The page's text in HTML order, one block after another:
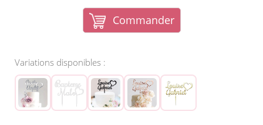
Commander
Variations disponibles :